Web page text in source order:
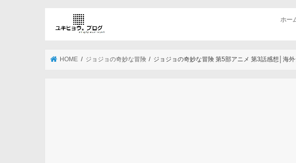
ホー
HOME ジョジョの奇妙な冒険 ジョジョの奇妙な冒険 第5部アニメ 第3話感想│海